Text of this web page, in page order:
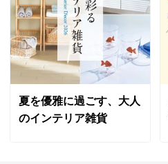
夏を優雅に過ごす、大人
のインテリア雑貨